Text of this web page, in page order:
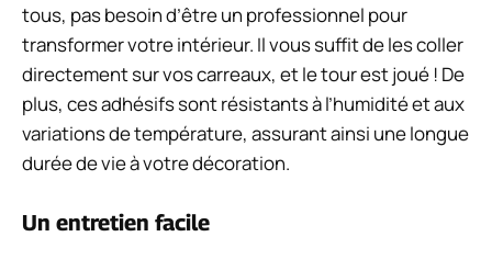
tous, pas besoin d’être un professionnel pour
transformer votre intérieur. Il vous suffit de les coller
directement sur vos carreaux, et le tour est joué ! De
plus, ces adhésifs sont résistants à l’humidité et aux
variations de température, assurant ainsi une longue
durée de vie à votre décoration.
Un entretien facile